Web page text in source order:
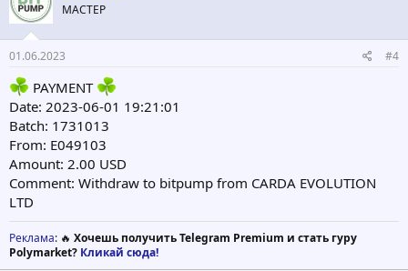
МАСТЕР
01.06.2023 #4
PAYMENT
Date: 2023-06-01 19:21:01
Batch: 1731013
From: E049103
Amount: 2.00 USD
Comment: Withdraw to bitpump from CARDA EVOLUTION
LTD
Реклама: 🔥 Хочешь получить Telegram Premium и стать гуру
Polymarket? Кликай сюда!